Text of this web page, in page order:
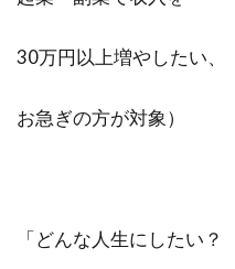
30万円以上増やしたい、
お急ぎの方が対象）
「どんな人生にしたい？